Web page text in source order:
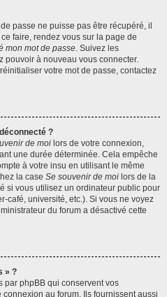
passe ne puisse pas être récupéré, il
faire, rendez vous sur la page de
mon mot de passe. Suivez les
pouvoir à nouveau vous connecter.
votre mot de passe, contactez
?
de moi lors de votre connexion,
une durée déterminée. Cela empêche
à votre insu en utilisant le même
la case Se souvenir de moi lors de la
si vous utilisez un ordinateur public pour
café, université, etc.). Si vous ne voyez
du forum a désactivé cette
» ?
par phpBB qui conservent vos
au forum. Ils fournissent aussi